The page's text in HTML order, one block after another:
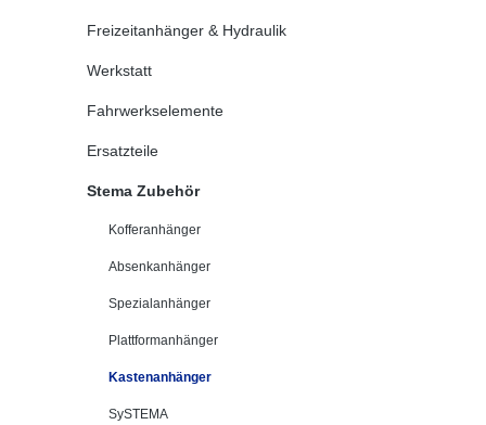
Freizeitanhänger & Hydraulik
Werkstatt
Fahrwerkselemente
Ersatzteile
Stema Zubehör
Kofferanhänger
Absenkanhänger
Spezialanhänger
Plattformanhänger
Kastenanhänger
SySTEMA